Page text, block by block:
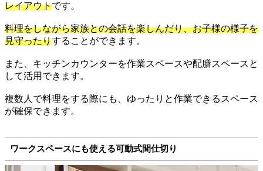
レイアウトです。
料理をしながら家族との会話を楽しんだり、お子様の様子を
見守ったりすることができます。
また、キッチンカウンターを作業スペースや配膳スペースと
して活用できます。
複数人で料理をする際にも、ゆったりと作業できるスペース
が確保できます。
ワークスペースにも使える可動式間仕切り